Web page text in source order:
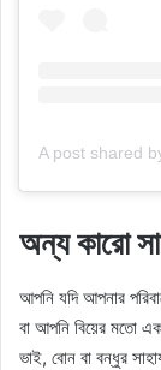
অন্য কারো
আপনি যদি আপনার
বা আপনি বিয়ের মতো
ভাই, বোন বা বন্ধুর